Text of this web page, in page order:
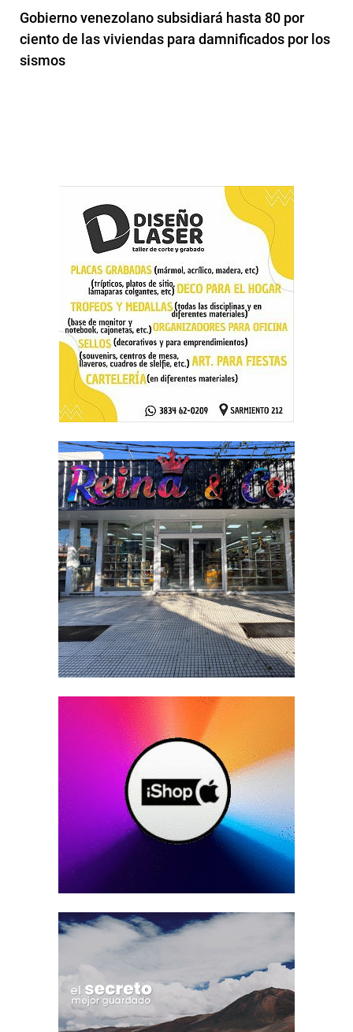
Gobierno venezolano subsidiará hasta 80 por
ciento de las viviendas para damnificados por los
sismos